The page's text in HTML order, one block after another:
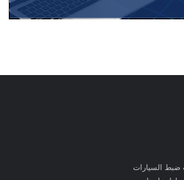
ضبط السيارات